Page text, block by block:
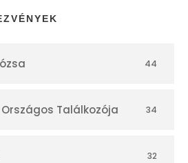
44
Találkozója 34
32